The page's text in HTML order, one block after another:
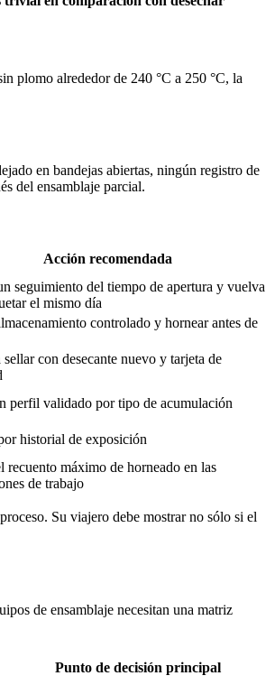
plomo alrededor de 240 °C a 250 °C, la
en bandejas abiertas, ningún registro de
del ensamblaje parcial.
Acción recomendada
seguimiento del tiempo de apertura y vuelva
el mismo día
controlado y hornear antes de
con desecante nuevo y tarjeta de
perfil validado por tipo de acumulación
historial de exposición
recuento máximo de horneado en las
de trabajo
Su viajero debe mostrar no sólo si el
de ensamblaje necesitan una matriz
Punto de decisión principal